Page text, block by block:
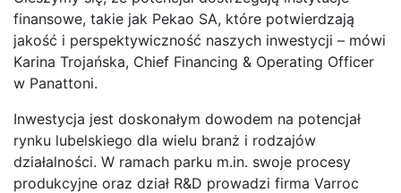
finansowe, takie jak Pekao SA, które potwierdzają
jakość i perspektywiczność naszych inwestycji – mówi
Karina Trojańska, Chief Financing & Operating Officer
w Panattoni.
Inwestycja jest doskonałym dowodem na potencjał
rynku lubelskiego dla wielu branż i rodzajów
działalności. W ramach parku m.in. swoje procesy
produkcyjne oraz dział R&D prowadzi firma Varroc